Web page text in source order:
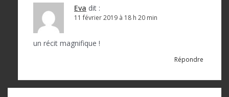
Eva dit :
11 février 2019 à 18 h 20 min
un récit magnifique !
Répondre